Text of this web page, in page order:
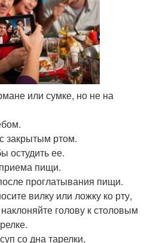
или сумке, но не на
закрытым ртом.
остудить ее.
пищи.
проглатывания пищи.
вилку или ложку ко рту,
голову к столовым
со дна тарелки,